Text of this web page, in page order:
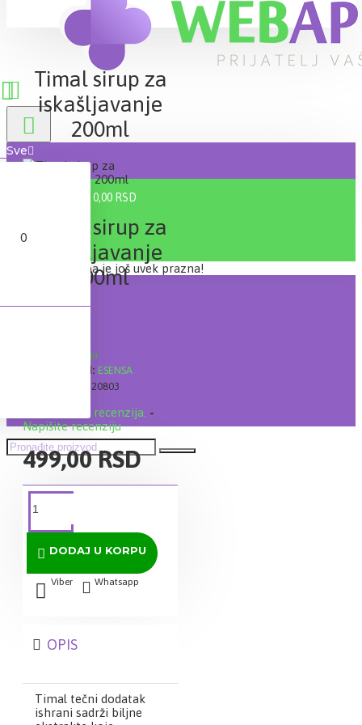
Sve
0 proizvod(a) - 0,00 RSD
0
Vaša korpa je još uvek prazna!
Timal sirup za
iskašljavanje
200ml
Timal sirup za
iskašljavanje
200ml
Na stanju
Brand: ESENSA
20803
Na osnovu 0 recenzija. -
Napišite recenziju
499,00 RSD
DODAJ U KORPU
Viber Whatsapp
OPIS
Timal tečni dodatak
ishrani sadrži biljne